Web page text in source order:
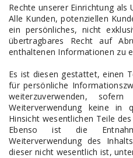
Rechte unserer Einrichtung als
Alle Kunden, potenziellen
ein persönliches, nicht
übertragbares Recht auf
enthaltenen Informationen zu
Es ist diesen gestattet, einen
für persönliche
weiterzuverwenden,
Weiterverwendung keine in
Hinsicht wesentlichen Teile
Ebenso ist die
Weiterverwendung des
dieser nicht wesentlich ist,